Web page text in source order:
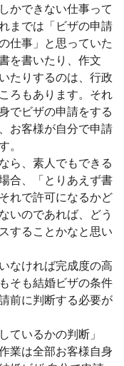
かできない仕事って
までは「ビザの申請
仕事」と思っていた
を書いたり、作文
たりするのは、行政
ろもあります。それ
でビザの申請をする
お客様が自分で申請
ら、素人でもできる
合、「とりあえず書
れで許可になるかど
いのであれば、どう
することかなと思い
なければ完成度の高
そも結婚ビザの条件
前に判断する必要が
いるかの判断」
業は全部お客様自身